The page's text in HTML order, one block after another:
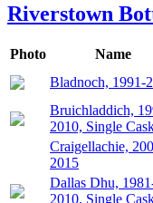
Riverstown
Photo Name
Bladnoch, 1991-
Bruichladdich,
2010, Single
Craigellachie,
2015
Dallas Dhu,
2010, Single